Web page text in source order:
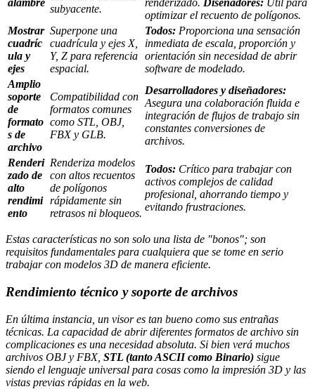
alambre
subyacente.
renderizado. Diseñadores: Útil para
optimizar el recuento de polígonos.
Mostrar
cuadríc
ula y
ejes
Superpone una
cuadrícula y ejes X,
Y, Z para referencia
espacial.
Todos: Proporciona una sensación
inmediata de escala, proporción y
orientación sin necesidad de abrir
software de modelado.
Amplio
soporte
de
formato
s de
archivo
Compatibilidad con
formatos comunes
como STL, OBJ,
FBX y GLB.
Desarrolladores y diseñadores:
Asegura una colaboración fluida e
integración de flujos de trabajo sin
constantes conversiones de
archivos.
Renderi
zado de
alto
rendimi
ento
Renderiza modelos
con altos recuentos
de polígonos
rápidamente sin
retrasos ni bloqueos.
Todos: Crítico para trabajar con
activos complejos de calidad
profesional, ahorrando tiempo y
evitando frustraciones.
Estas características no son solo una lista de "bonos"; son
requisitos fundamentales para cualquiera que se tome en serio
trabajar con modelos 3D de manera eficiente.
Rendimiento técnico y soporte de archivos
En última instancia, un visor es tan bueno como sus entrañas
técnicas. La capacidad de abrir diferentes formatos de archivo sin
complicaciones es una necesidad absoluta. Si bien verá muchos
archivos OBJ y FBX, STL (tanto ASCII como Binario) sigue
siendo el lenguaje universal para cosas como la impresión 3D y las
vistas previas rápidas en la web.